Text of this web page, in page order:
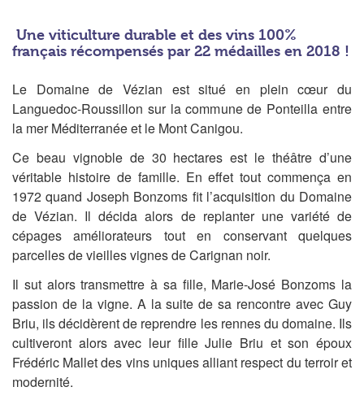
Une viticulture durable et des vins 100%
français récompensés par 22 médailles en 2018 !
Le Domaine de Vézian est situé en plein cœur du
Languedoc-Roussillon sur la commune de Ponteilla entre
la mer Méditerranée et le Mont Canigou.
Ce beau vignoble de 30 hectares est le théâtre d’une
véritable histoire de famille. En effet tout commença en
1972 quand Joseph Bonzoms fit l’acquisition du Domaine
de Vézian. Il décida alors de replanter une variété de
cépages améliorateurs tout en conservant quelques
parcelles de vieilles vignes de Carignan noir.
Il sut alors transmettre à sa fille, Marie-José Bonzoms la
passion de la vigne. A la suite de sa rencontre avec Guy
Briu, ils décidèrent de reprendre les rennes du domaine. Ils
cultiveront alors avec leur fille Julie Briu et son époux
Frédéric Mallet des vins uniques alliant respect du terroir et
modernité.